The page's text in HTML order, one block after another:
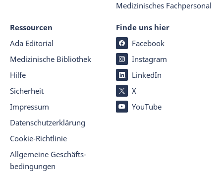
Medizinisches Fachpersonal
Ressourcen
Ada Editorial
Medizinische Bibliothek
Hilfe
Sicherheit
Impressum
Datenschutz­er­klärung
Cookie-Richtlinie
Allgemeine Geschäfts­
beding­ungen
Finde uns hier
Facebook
Instagram
LinkedIn
X
YouTube